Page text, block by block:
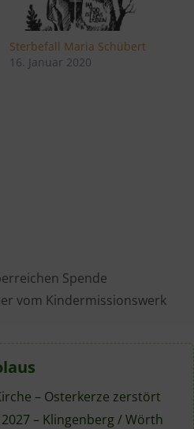
Sterbefall Maria Schübert
16. Januar 2020
Spende
vom Kindermissionswerk
– Osterkerze zerstört
– Klingenberg / Wörth